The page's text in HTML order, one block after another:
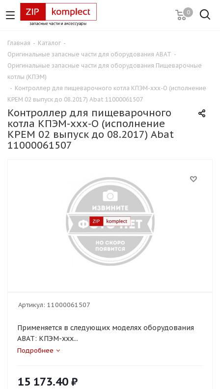
0
Главная - Каталог -
Оригинальные запасные части для оборудования ABAT -
Оригинальные запасные части для оборудования Пищеварочные
котлы (КПЭМ)
- Контроллер для пищеварочного котла КПЭМ-ххх-О (исполнение
KPEM 02 выпуск до 08.2017) Abat 11000061507
Контроллер для пищеварочного
котла КПЭМ-ххх-О (исполнение
KPEM 02 выпуск до 08.2017) Abat
11000061507
Артикул: 11000061507
Применяется в следующих моделях оборудования
ABAT: КПЭМ-ххх...
Подробнее
15 173.40 ₽